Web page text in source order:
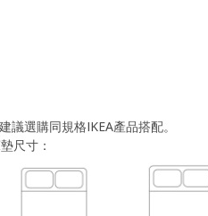
選購同規格IKEA產品搭配。
尺寸：